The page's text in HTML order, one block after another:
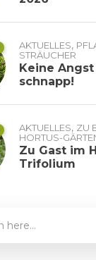
AKTUELLES,
STRÄUCHER
Keine
schnapp!
AKTUELLES, ZU
HORTUS-
Zu Gast im
Trifolium